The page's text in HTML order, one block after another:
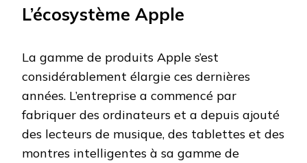
L’écosystème Apple
La gamme de produits Apple s’est
considérablement élargie ces dernières
années. L’entreprise a commencé par
fabriquer des ordinateurs et a depuis ajouté
des lecteurs de musique, des tablettes et des
montres intelligentes à sa gamme de